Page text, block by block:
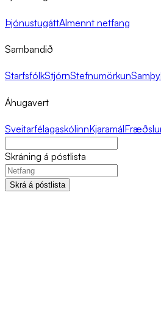
ÞjónustugáttAlmennt netfang
Sambandið
StarfsfólkStjórnStefnumörkun
Áhugavert
SveitarfélagaskólinnKjaramál
Skráning á póstlista
Skrá á póstlista